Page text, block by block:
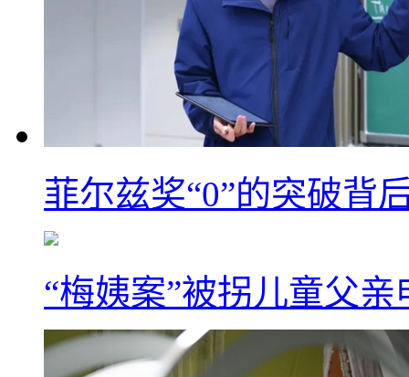
菲尔兹奖“0”的突破背
“梅姨案”被拐儿童父